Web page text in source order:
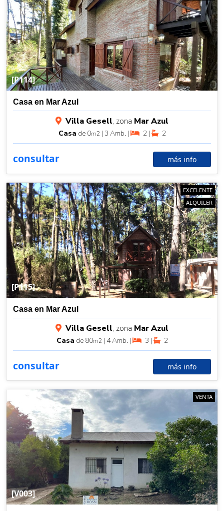
[P114]
Casa en Mar Azul
Villa Gesell, zona Mar Azul
Casa de 0m2 | 3 Amb. | 2 | 2
consultar más info
[P115]
EXCELENTE
ALQUILER
Casa en Mar Azul
Villa Gesell, zona Mar Azul
Casa de 80m2 | 4 Amb. | 3 | 2
consultar más info
[V003]
VENTA